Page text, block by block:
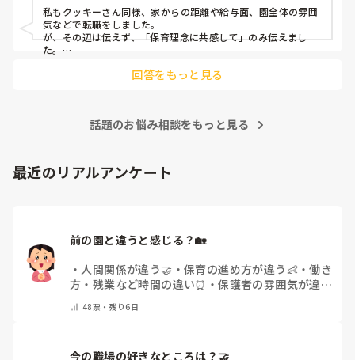
今回は、今少し治まっている痛みがぶり返したどうしようと
いう思いもあり、ちょっと無理かも…と思い始めています。
まだ急性期ということと、昔、夫が腰を痛めてすぐに整骨院
に行ってより酷くなって帰ってきたことがあり、怖くて行け
私もクッキーさん同様、家からの距離や給与面、園全体の雰囲
気などで転職をしました。
が、その辺は伝えず、「保育理念に共感して」のみ伝えまし
た。
回答をもっと見る
話題のお悩み相談をもっと見る
最近のリアルアンケート
前の園と違うと感じる？🏡
・ 人間関係が違う🤝 ・ 保育の進め方が違う👶 ・働き
方・残業など時間の違い⏰ ・保護者の雰囲気が違う
で教えてください)
48票・ 残り6日